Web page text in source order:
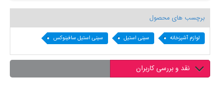
برچسب های محصول
لوازم آشپزخانه سینی استیل سینی استیل سافینوکس
نقد و بررسی کاربران